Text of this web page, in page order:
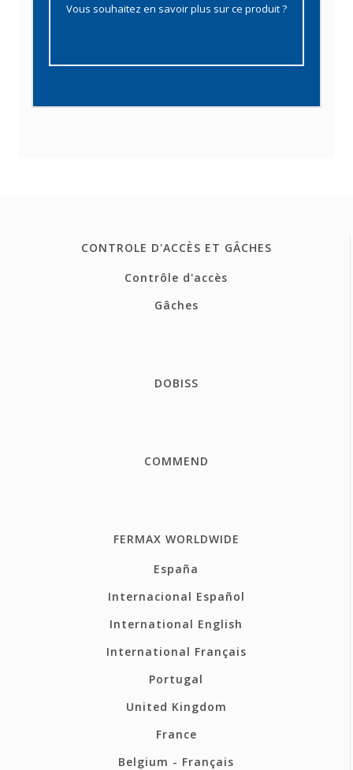
Vous souhaitez en savoir plus sur ce produit ?
CONTROLE D'ACCÈS ET GÂCHES
Contrôle d'accès
Gâches
DOBISS
COMMEND
FERMAX WORLDWIDE
España
Internacional Español
International English
International Français
Portugal
United Kingdom
France
Belgium - Français